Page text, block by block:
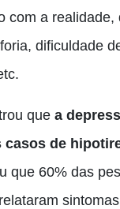
com a realidade,
dificuldade
que a
casos de
que 60% das